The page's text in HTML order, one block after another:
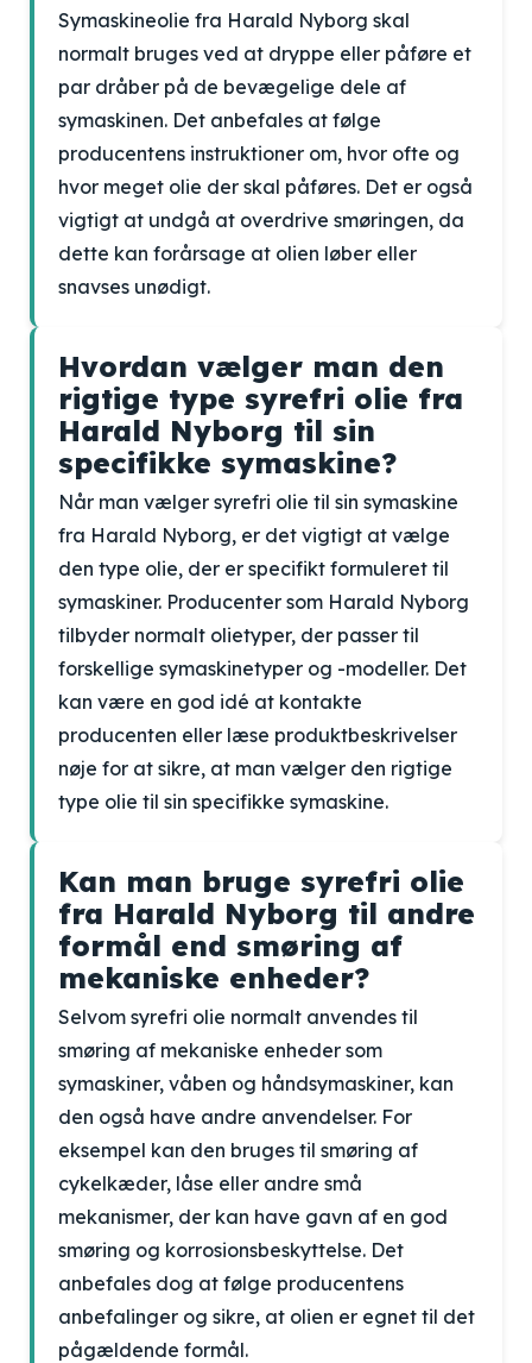
Symaskineolie fra Harald Nyborg skal
normalt bruges ved at dryppe eller påføre et
par dråber på de bevægelige dele af
symaskinen. Det anbefales at følge
producentens instruktioner om, hvor ofte og
hvor meget olie der skal påføres. Det er også
vigtigt at undgå at overdrive smøringen, da
dette kan forårsage at olien løber eller
snavses unødigt.
Hvordan vælger man den
rigtige type syrefri olie fra
Harald Nyborg til sin
specifikke symaskine?
Når man vælger syrefri olie til sin symaskine
fra Harald Nyborg, er det vigtigt at vælge
den type olie, der er specifikt formuleret til
symaskiner. Producenter som Harald Nyborg
tilbyder normalt olietyper, der passer til
forskellige symaskinetyper og -modeller. Det
kan være en god idé at kontakte
producenten eller læse produktbeskrivelser
nøje for at sikre, at man vælger den rigtige
type olie til sin specifikke symaskine.
Kan man bruge syrefri olie
fra Harald Nyborg til andre
formål end smøring af
mekaniske enheder?
Selvom syrefri olie normalt anvendes til
smøring af mekaniske enheder som
symaskiner, våben og håndsymaskiner, kan
den også have andre anvendelser. For
eksempel kan den bruges til smøring af
cykelkæder, låse eller andre små
mekanismer, der kan have gavn af en god
smøring og korrosionsbeskyttelse. Det
anbefales dog at følge producentens
anbefalinger og sikre, at olien er egnet til det
pågældende formål.